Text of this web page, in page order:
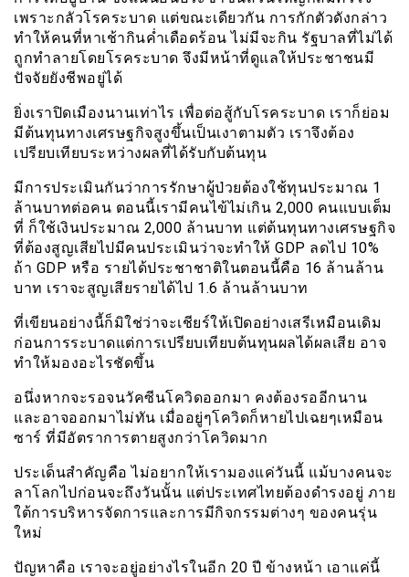
เพราะกลัวโรคระบาด แต่ขณะเดียวกัน การกักตัวดังกล่าว
ทำให้คนที่หาเช้ากินค่ำเดือดร้อน ไม่มีจะกิน รัฐบาลที่ไม่ได้
ถูกทำลายโดยโรคระบาด จึงมีหน้าที่ดูแลให้ประชาชนมี
ปัจจัยยังชีพอยู่ได้
ยิ่งเราปิดเมืองนานเท่าไร เพื่อต่อสู้กับโรคระบาด เราก็ย่อม
มีต้นทุนทางเศรษฐกิจสูงขึ้นเป็นเงาตามตัว เราจึงต้อง
เปรียบเทียบระหว่างผลที่ได้รับกับต้นทุน
มีการประเมินกันว่าการรักษาผู้ป่วยต้องใช้ทุนประมาณ 1
ล้านบาทต่อคน ตอนนี้เรามีคนไข้ไม่เกิน 2,000 คนแบบเต็ม
ที่ ก็ใช้เงินประมาณ 2,000 ล้านบาท แต่ต้นทุนทางเศรษฐกิจ
ที่ต้องสูญเสียไปมีคนประเมินว่าจะทำให้ GDP ลดไป 10%
ถ้า GDP หรือ รายได้ประชาชาติในตอนนี้คือ 16 ล้านล้าน
บาท เราจะสูญเสียรายได้ไป 1.6 ล้านล้านบาท
ที่เขียนอย่างนี้ก็มิใช่ว่าจะเชียร์ให้เปิดอย่างเสรีเหมือนเดิม
ก่อนการระบาดแต่การเปรียบเทียบต้นทุนผลได้ผลเสีย อาจ
ทำให้มองอะไรชัดขึ้น
อนึ่งหากจะรอจนวัคซีนโควิดออกมา คงต้องรออีกนาน
และอาจออกมาไม่ทัน เมื่ออยู่ๆโควิดก็หายไปเฉยๆเหมือน
ซาร์ ที่มีอัตราการตายสูงกว่าโควิดมาก
ประเด็นสำคัญคือ ไม่อยากให้เรามองแค่วันนี้ แม้บางคนจะ
ลาโลกไปก่อนจะถึงวันนั้น แต่ประเทศไทยต้องดำรงอยู่ ภาย
ใต้การบริหารจัดการและการมีกิจกรรมต่างๆ ของคนรุ่น
ใหม่
ปัญหาคือ เราจะอยู่อย่างไรในอีก 20 ปี ข้างหน้า เอาแค่นี้